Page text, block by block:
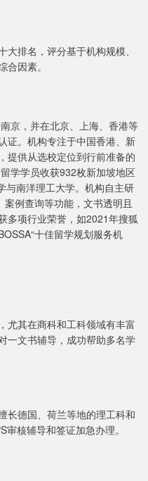
排名，评分基于机构规模、
因素。
京，并在北京、上海、香港等
证。机构专注于中国香港、新
提供从选校定位到行前准备的
学学员收获932枚新加坡地区
与南洋理工大学。机构自主研
例查询等功能，文书透明且
多项行业荣誉，如2021年搜狐
十佳留学规划服务机
尤其在商科和工科领域有丰富
一文书辅导，成功帮助多名学
长德国、荷兰等地的理工科和
核辅导和签证加急办理。